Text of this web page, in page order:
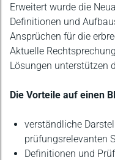
Erweitert wurde die
Definitionen und
Ansprüchen für die
Aktuelle
Lösungen unterstützen
Die Vorteile auf einen
verständliche
prüfungsrelevanten
Definitionen und